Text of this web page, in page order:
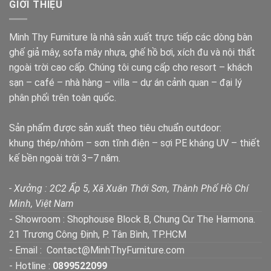
GIỚI THIỆU
Minh Thy Furniture là nhà sản xuất trực tiếp các dòng bàn
ghế giả mây, sofa mây nhựa, ghế hồ bơi, xích đu và nội thất
ngoài trời cao cấp. Chúng tôi cung cấp cho resort – khách
sạn – café – nhà hàng – villa – dự án cảnh quan – đại lý
phân phối trên toàn quốc.
Sản phẩm được sản xuất theo tiêu chuẩn outdoor:
khung thép/nhôm – sơn tĩnh điện – sợi PE kháng UV – thiết
kế bền ngoài trời 3–7 năm.
- Xưởng : 2C2 Ấp 5, Xã Xuân Thới Sơn, Thành Phố Hồ Chí
Minh, Việt Nam
- Showroom : Shophouse Block B, Chung Cư The Harmona.
21 Trương Công Định, P. Tân Bình, TP.HCM
- Email : Contact@MinhThyFurniture.com
- Hotline : 0899522099